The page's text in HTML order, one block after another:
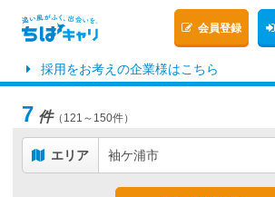
会員登録
採用をお考えの企業様はこちら
7 件（121～150件）
エリア 袖ケ浦市